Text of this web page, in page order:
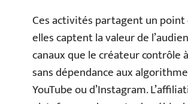
Ces activités partagent un point
elles captent la valeur de
canaux que le créateur contrôle
sans dépendance aux
YouTube ou d’Instagram.